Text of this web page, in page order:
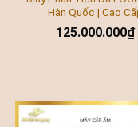
Hàn Quốc | Cao
125.000.000₫